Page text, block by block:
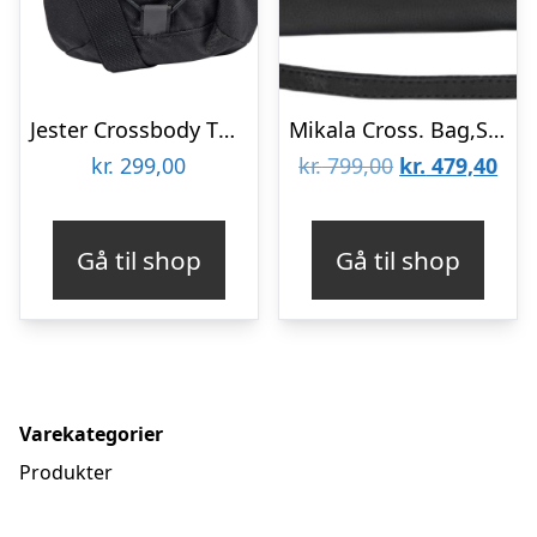
Jester Crossbody TNF Black
kr. 299,00
Gå til shop
Mikala Cross. Bag,Soft Vin.
kr.799,00 Den
var:
kr. 799,00.
kr. 479,40Den
kr.
Gå til shop
Varekategorier
Produkter